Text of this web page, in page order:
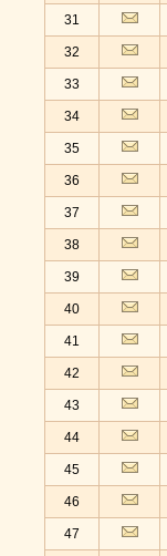
31
32
33
34
35
36
37
38
39
40
41
42
43
44
45
46
47